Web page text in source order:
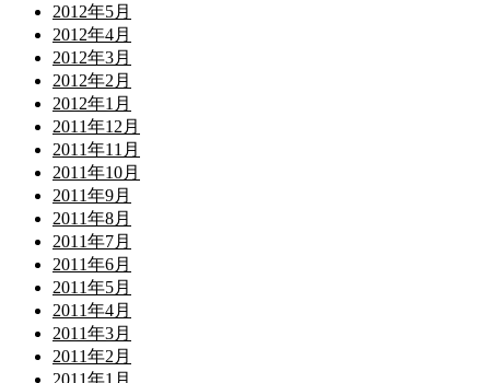
2012年5月
2012年4月
2012年3月
2012年2月
2012年1月
2011年12月
2011年11月
2011年10月
2011年9月
2011年8月
2011年7月
2011年6月
2011年5月
2011年4月
2011年3月
2011年2月